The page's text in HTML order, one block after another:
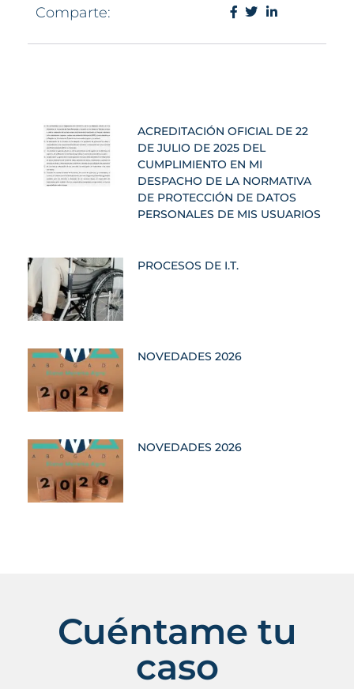
Comparte:
ACREDITACIÓN OFICIAL DE 22
DE JULIO DE 2025 DEL
CUMPLIMIENTO EN MI
DESPACHO DE LA NORMATIVA
DE PROTECCIÓN DE DATOS
PERSONALES DE MIS USUARIOS
PROCESOS DE I.T.
NOVEDADES 2026
NOVEDADES 2026
Cuéntame tu
caso